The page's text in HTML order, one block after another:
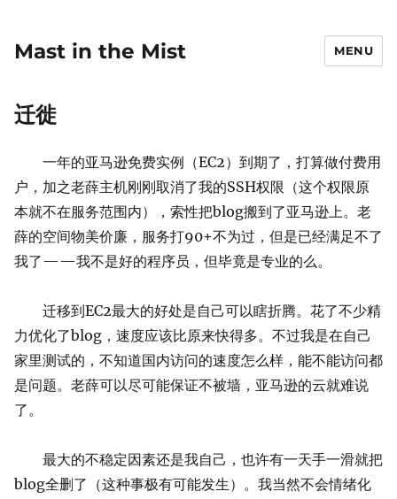
Mast in the Mist MENU
迁徙
一年的亚马逊免费实例（EC2）到期了，打算做付费用
户，加之老薛主机刚刚取消了我的SSH权限（这个权限原
本就不在服务范围内），索性把blog搬到了亚马逊上。老
薛的空间物美价廉，服务打90+不为过，但是已经满足不了
我了——我不是好的程序员，但毕竟是专业的么。
迁移到EC2最大的好处是自己可以瞎折腾。花了不少精
力优化了blog，速度应该比原来快得多。不过我是在自己
家里测试的，不知道国内访问的速度怎么样，能不能访问都
是问题。老薛可以尽可能保证不被墙，亚马逊的云就难说
了。
最大的不稳定因素还是我自己，也许有一天手一滑就把
blog全删了（这种事极有可能发生）。我当然不会情绪化